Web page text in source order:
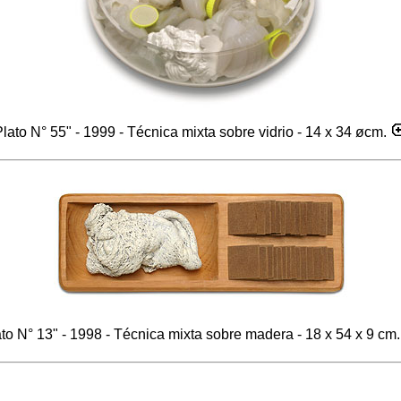
N° 55" - 1999 - Técnica mixta sobre vidrio - 14 x 34 øcm.
N° 13" - 1998 - Técnica mixta sobre madera - 18 x 54 x 9